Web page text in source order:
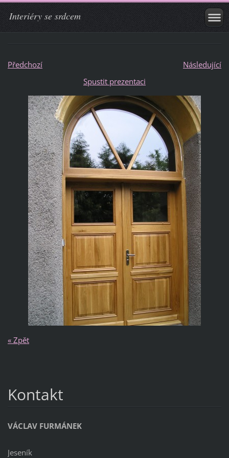
Interiéry se srdcem
Předchozí
Následující
Spustit prezentaci
« Zpět
Kontakt
VÁCLAV FURMÁNEK
Jeseník